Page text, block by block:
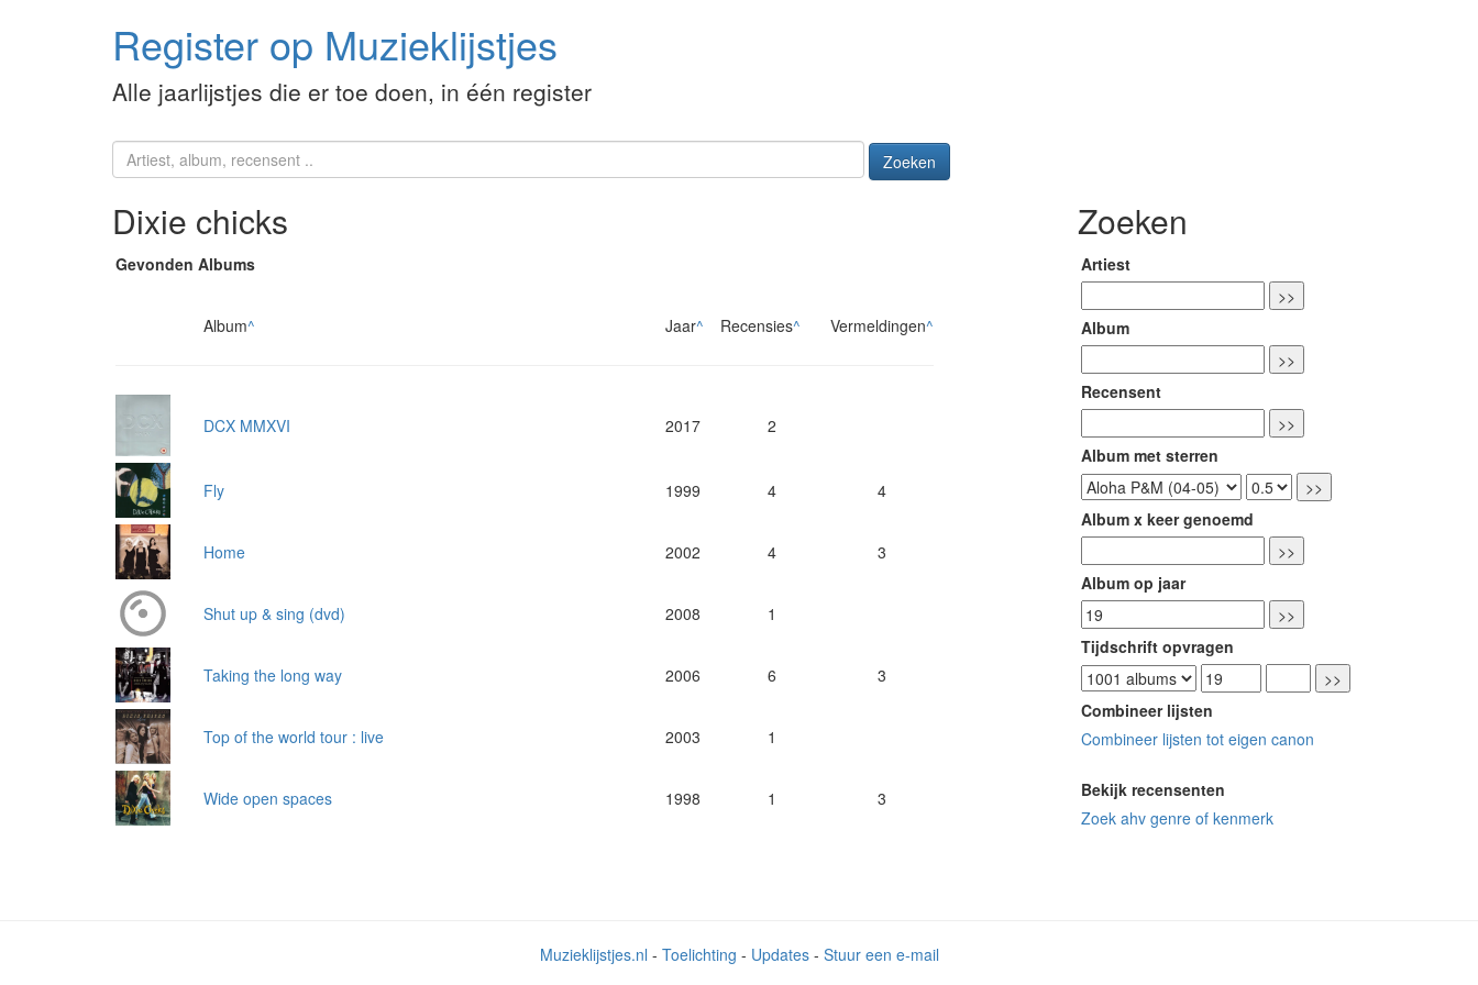
Register op Muzieklijstjes
Alle jaarlijstjes die er toe doen, in één register
Zoeken
Dixie chicks
Gevonden Albums
Album^ Jaar^ Recensies^ Vermeldingen^
DCX MMXVI 2017 2
Fly 1999 4 4
Home 2002 4 3
Shut up & sing (dvd) 2008 1
Taking the long way 2006 6 3
Top of the world tour : live 2003 1
Wide open spaces 1998 1 3
Zoeken
Artiest
Album
Recensent
Album met sterren
Album x keer genoemd
Album op jaar
Tijdschrift opvragen
Combineer lijsten
Combineer lijsten tot eigen canon
Bekijk recensenten
Zoek ahv genre of kenmerk
Muzieklijstjes.nl - Toelichting - Updates- Stuur een e-mail